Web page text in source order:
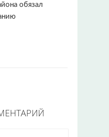
обязал